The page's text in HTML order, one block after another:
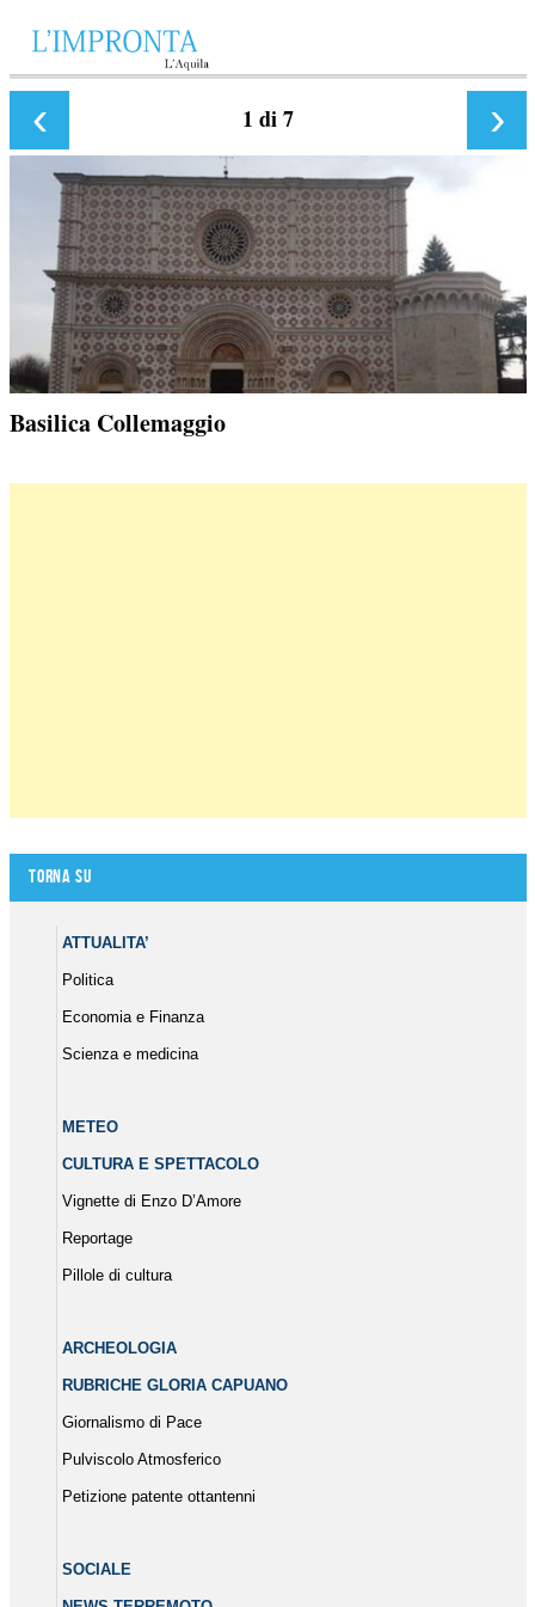
‹ ›
1 di 7
Basilica Collemaggio
Torna su
ATTUALITA’
Politica
Economia e Finanza
Scienza e medicina
METEO
CULTURA E SPETTACOLO
Vignette di Enzo D’Amore
Reportage
Pillole di cultura
ARCHEOLOGIA
RUBRICHE GLORIA CAPUANO
Giornalismo di Pace
Pulviscolo Atmosferico
Petizione patente ottantenni
SOCIALE